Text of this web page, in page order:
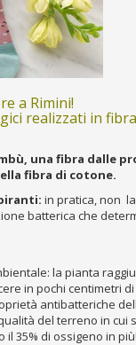
a Rimini!
realizzati in
una fibra dalle
fibra di cotone.
in pratica, non
batterica che
la pianta
in pochi centimetri
antibatteriche
del terreno in cui
35% di ossigeno in